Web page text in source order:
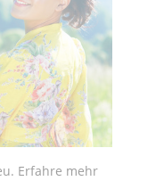
Erfahre mehr